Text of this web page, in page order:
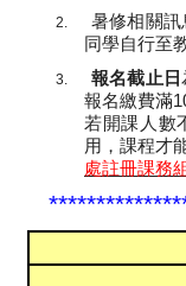
2. 暑修相關
同學自行至
3. 報名截止日
報名繳費滿
若開課人數
用，課程才
處註冊課務